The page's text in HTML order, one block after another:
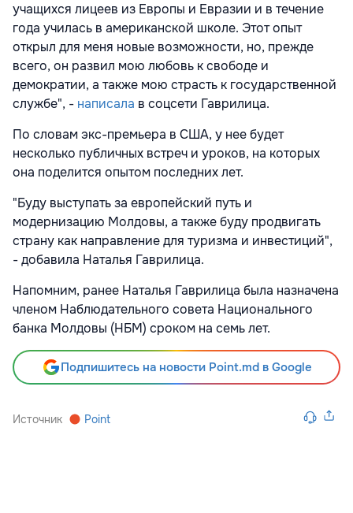
учащихся лицеев из Европы и Евразии и в течение
года училась в американской школе. Этот опыт
открыл для меня новые возможности, но, прежде
всего, он развил мою любовь к свободе и
демократии, а также мою страсть к государственной
службе", - написала в соцсети Гаврилица.
По словам экс-премьера в США, у нее будет
несколько публичных встреч и уроков, на которых
она поделится опытом последних лет.
"Буду выступать за европейский путь и
модернизацию Молдовы, а также буду продвигать
страну как направление для туризма и инвестиций",
- добавила Наталья Гаврилица.
Напомним, ранее Наталья Гаврилица была назначена
членом Наблюдательного совета Национального
банка Молдовы (НБМ) сроком на семь лет.
Подпишитесь на новости Point.md в Google
Источник Point